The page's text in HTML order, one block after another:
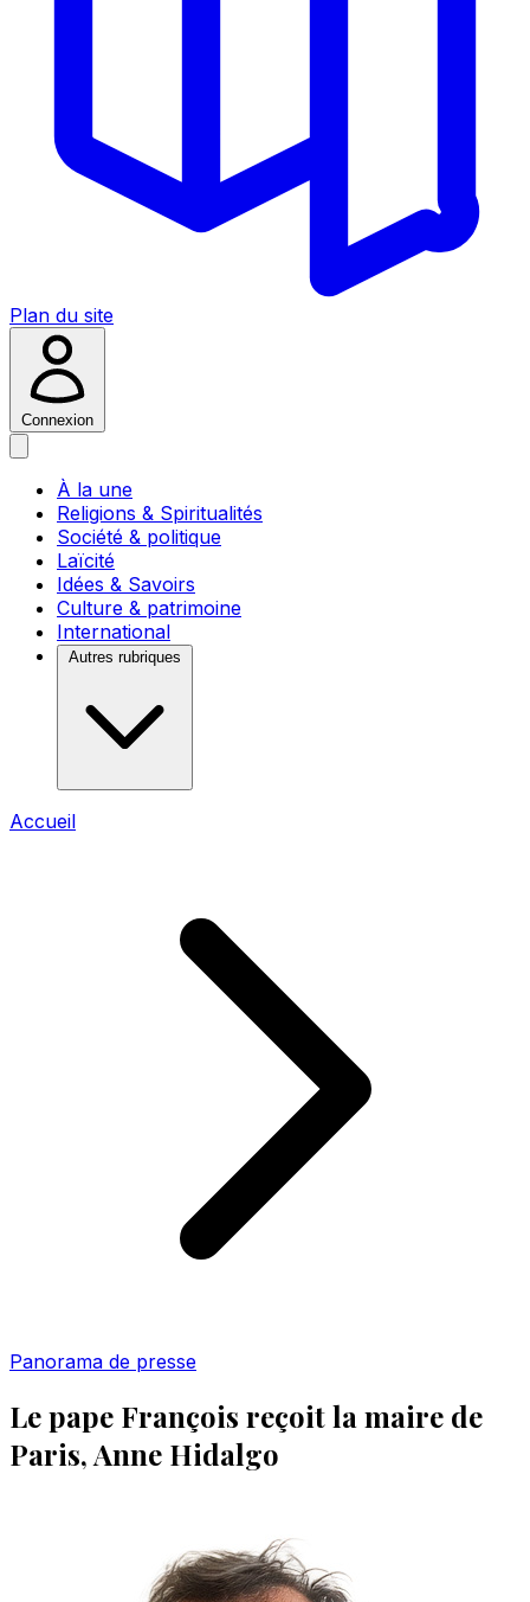
Plan du site
Connexion
À la une
Religions & Spiritualités
Société & politique
Laïcité
Idées & Savoirs
Culture & patrimoine
International
Autres rubriques
Accueil
Panorama de presse
Le pape François reçoit la maire de
Paris, Anne Hidalgo